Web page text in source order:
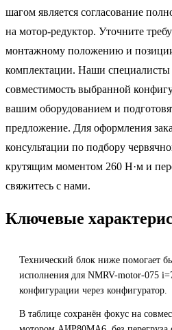
шагом является согласование
на мотор-редуктор. Уточните
монтажному положению и
комплектации. Наши специалисты
совместимость выбранной
вашим оборудованием и
предложение. Для оформления
консультации по подбору
крутящим моментом 260 Н·м и
свяжитесь с нами.
Ключевые
Технический блок ниже помогает
исполнения для NMRV-motor-075
конфигурации через конфигуратор.
В таблице сохранён фокус на